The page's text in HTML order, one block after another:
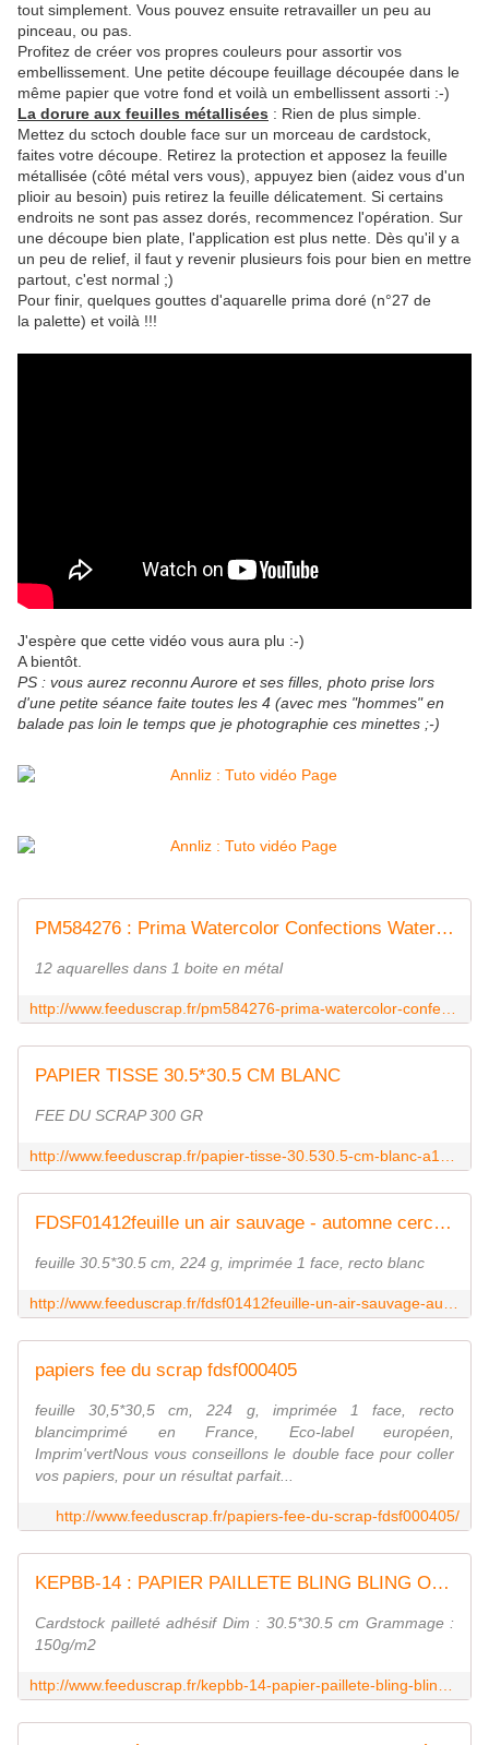
tout simplement. Vous pouvez ensuite retravailler un peu au
pinceau, ou pas.
Profitez de créer vos propres couleurs pour assortir vos
embellissement. Une petite découpe feuillage découpée dans le
même papier que votre fond et voilà un embellissent assorti :-)
La dorure aux feuilles métallisées : Rien de plus simple.
Mettez du sctoch double face sur un morceau de cardstock,
faites votre découpe. Retirez la protection et apposez la feuille
métallisée (côté métal vers vous), appuyez bien (aidez vous d'un
plioir au besoin) puis retirez la feuille délicatement. Si certains
endroits ne sont pas assez dorés, recommencez l'opération. Sur
une découpe bien plate, l'application est plus nette. Dès qu'il y a
un peu de relief, il faut y revenir plusieurs fois pour bien en mettre
partout, c'est normal ;)
Pour finir, quelques gouttes d'aquarelle prima doré (n°27 de
la palette) et voilà !!!
J'espère que cette vidéo vous aura plu :-)
A bientôt.
PS : vous aurez reconnu Aurore et ses filles, photo prise lors
d'une petite séance faite toutes les 4 (avec mes "hommes" en
balade pas loin le temps que je photographie ces minettes ;-)
PM584276 : Prima Watercolor Confections Watercolo FEE DU SCRAP
12 aquarelles dans 1 boite en métal
PAPIER TISSE 30.5*30.5 CM BLANC
FEE DU SCRAP 300 GR
FDSF01412feuille un air sauvage - automne cercles marron FEE DU SCRAP
feuille 30.5*30.5 cm, 224 g, imprimée 1 face, recto blanc
papiers fee du scrap fdsf000405
feuille 30,5*30,5 cm, 224 g, imprimée 1 face, recto
blancimprimé en France, Eco-label européen,
Imprim'vertNous vous conseillons le double face pour coller
vos papiers, pour un résultat parfait...
http://www.feeduscrap.fr/papiers-fee-du-scrap-fdsf000405/
KEPBB-14 : PAPIER PAILLETE BLING BLING OR CLAIR Fée du Scrap
Cardstock pailleté adhésif Dim : 30.5*30.5 cm Grammage :
150g/m2